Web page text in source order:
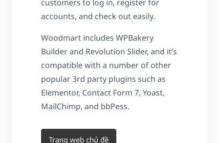
customers to log in, register for
accounts, and check out easily.
Woodmart includes WPBakery
Builder and Revolution Slider, and it’s
compatible with a number of other
popular 3rd party plugins such as
Elementor, Contact Form 7, Yoast,
MailChimp, and bbPess.
Trang web chủ đề